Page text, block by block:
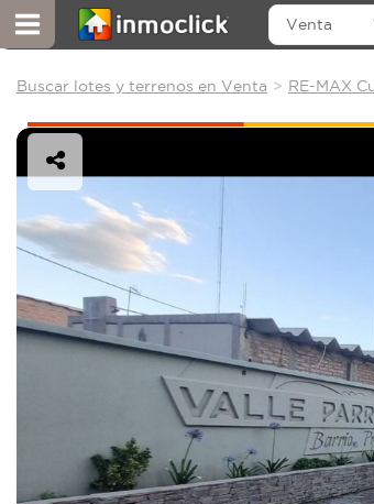
Venta
Buscar lotes y terrenos en Venta RE-MAX